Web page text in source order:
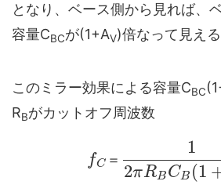
となり、ベース側から見れば、
容量CBCが(1+AV)倍なって見える
このミラー効果による容量CBC
RBがカットオフ周波数
fC ＝
1
2πRB CB (1